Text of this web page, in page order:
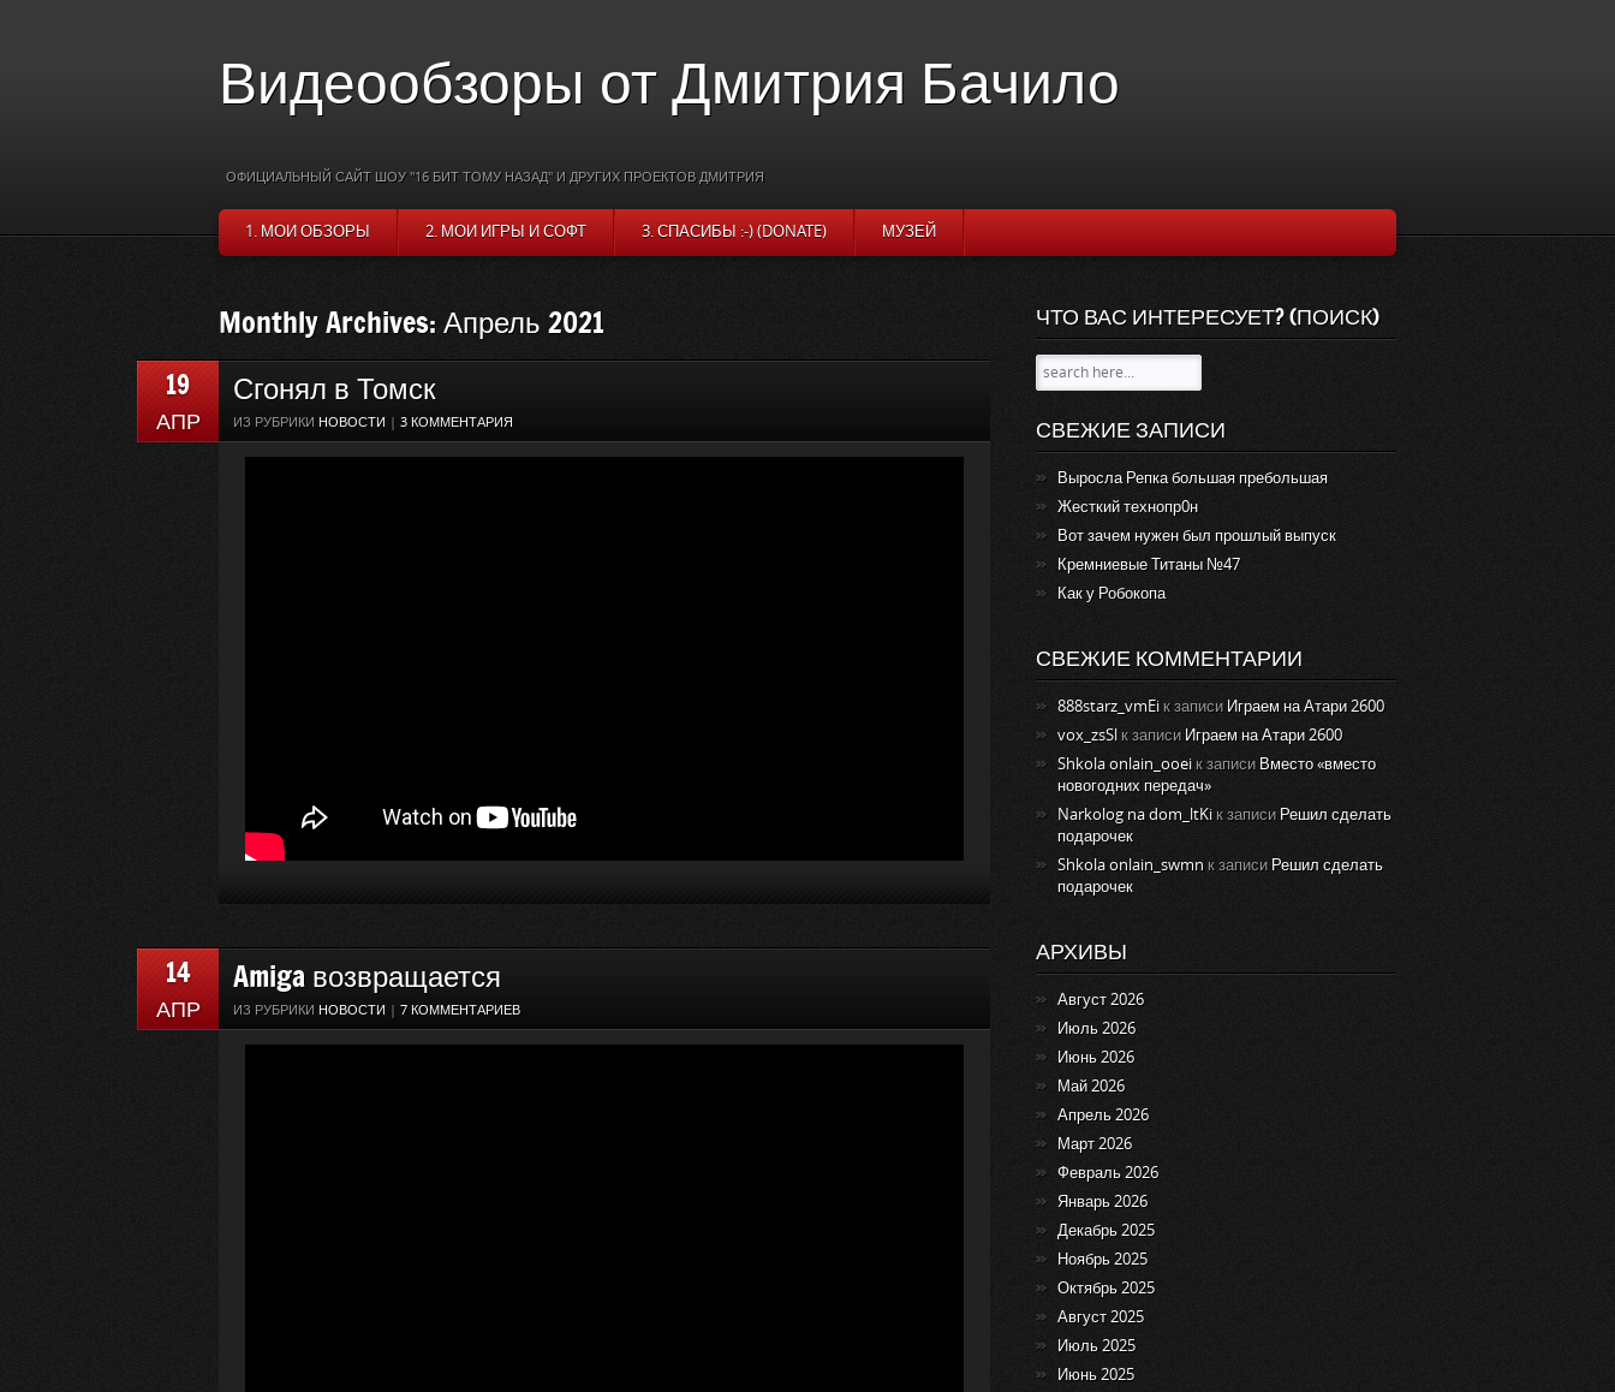
Видеообзоры от Дмитрия Бачило
ОФИЦИАЛЬНЫЙ САЙТ ШОУ "16 БИТ ТОМУ НАЗАД" И ДРУГИХ ПРОЕКТОВ ДМИТРИЯ
1. МОИ ОБЗОРЫ 2. МОИ ИГРЫ И СОФТ 3. СПАСИБЫ :-) (DONATE) МУЗЕЙ
Monthly Archives: Апрель 2021
19
АПР
Сгонял в Томск
ИЗ РУБРИКИ НОВОСТИ | 3 КОММЕНТАРИЯ
14
АПР
Amiga возвращается
ИЗ РУБРИКИ НОВОСТИ | 7 КОММЕНТАРИЕВ
ЧТО ВАС ИНТЕРЕСУЕТ? (ПОИСК)
СВЕЖИЕ ЗАПИСИ
Выросла Репка большая пребольшая
Жесткий технопр0н
Вот зачем нужен был прошлый выпуск
Кремниевые Титаны №47
Как у Робокопа
СВЕЖИЕ КОММЕНТАРИИ
888starz_vmEi к записи Играем на Атари 2600
vox_zsSl к записи Играем на Атари 2600
Shkola onlain_ooei к записи Вместо «вместо
новогодних передач»
Narkolog na dom_ltKi к записи Решил сделать
подарочек
Shkola onlain_swmn к записи Решил сделать
подарочек
АРХИВЫ
Август 2026
Июль 2026
Июнь 2026
Май 2026
Апрель 2026
Март 2026
Февраль 2026
Январь 2026
Декабрь 2025
Ноябрь 2025
Октябрь 2025
Август 2025
Июль 2025
Июнь 2025